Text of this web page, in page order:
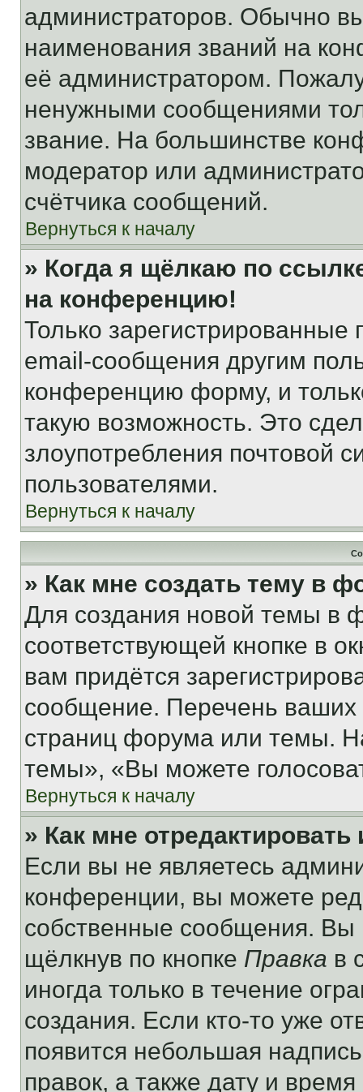
администраторов. Обычно
наименования званий на
её администратором.
ненужными сообщениями
звание. На большинстве
модератор или
счётчика сообщений.
Вернуться к началу
» Когда я щёлкаю по
на конференцию!
Только зарегистрированные
email-сообщения другим
конференцию форму, и
такую возможность. Это
злоупотребления почтовой
пользователями.
Вернуться к началу
» Как мне создать тему в
Для создания новой темы в
соответствующей кнопке в
вам придётся
сообщение. Перечень ваших
страниц форума или темы.
темы», «Вы можете
Вернуться к началу
» Как мне
Если вы не являетесь
конференции, вы можете
собственные сообщения. Вы
щёлкнув по кнопке Правка в
иногда только в течение
создания. Если кто-то уже
появится небольшая
правок, а также дату и